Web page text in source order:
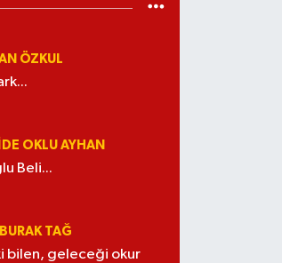
ÖZKUL
OKLU AYHAN
Beli...
TAĞ
bilen, geleceği okur